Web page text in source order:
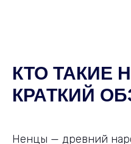
КТО ТАКИЕ
КРАТКИЙ
Ненцы — древний